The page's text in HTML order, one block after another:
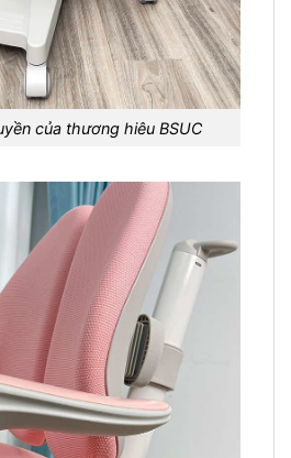
của thương hiêu BSUC